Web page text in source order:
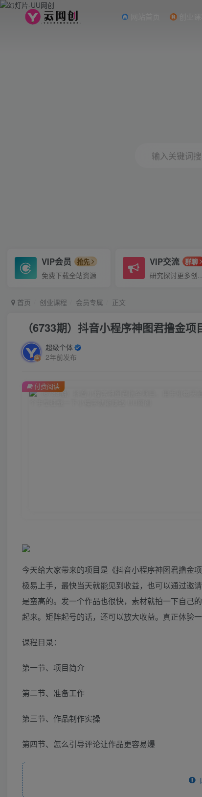
创业课
输入关键词
VIP会员 抢先
免费下载全站资源
VIP交流 群聊
研究探讨更
首页 创业课程 会员专属 正文
（6733期）抖音小程序神图君撸金
超级个体
2年前发布
付费阅读
今天给大家带来的项目是《抖音小程序神图君撸金
极易上手，最快当天就能见到收益，也可以通过邀
是蛮高的。发一个作品也很快，素材就拍一下自己
起来。矩阵起号的话，还可以放大收益。真正体验
课程目录：
第一节、项目简介
第二节、准备工作
第三节、作品制作实操
第四节、怎么引导评论让作品更容易爆